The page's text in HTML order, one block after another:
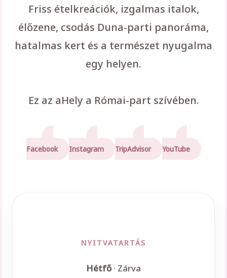
Friss ételkreációk, izgalmas italok,
élőzene, csodás Duna-parti panoráma,
hatalmas kert és a természet nyugalma
egy helyen.
Ez az aHely a Római-part szívében.
Facebook Instagram TripAdvisor YouTube
NYITVATARTÁS
Hétfő· Zárva